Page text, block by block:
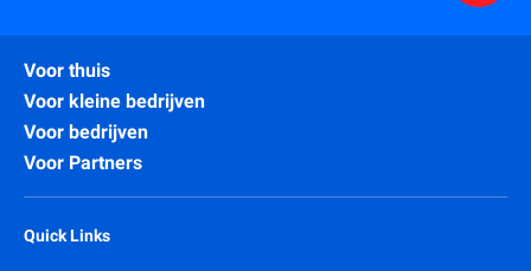
Voor thuis
Voor kleine bedrijven
Voor bedrijven
Voor Partners
Quick Links